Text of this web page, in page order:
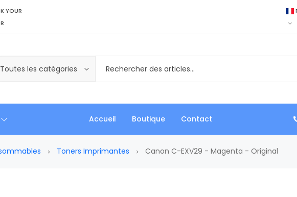
YOUR
Toutes les catégories
Accueil Boutique Contact
Toners Imprimantes Canon C-EXV29 - Magenta - Original